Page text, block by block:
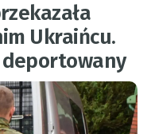
Ukraińcu.
deportowany